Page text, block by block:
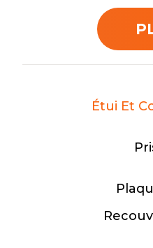
Étui Et